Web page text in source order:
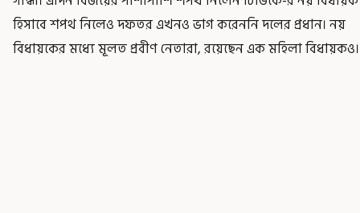
হিসাবে শপথ নিলেও দফতর এখনও ভাগ করেননি দলের প্রধান। নয়
বিধায়কের মধ্যে মূলত প্রবীণ নেতারা, রয়েছেন এক মহিলা বিধায়কও।